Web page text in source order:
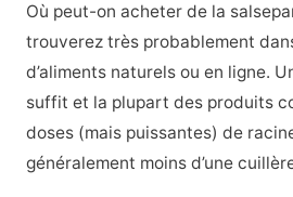
Où peut-on acheter de la
trouverez très probablement
d’aliments naturels ou en ligne.
suffit et la plupart des produits
doses (mais puissantes) de
généralement moins d’une